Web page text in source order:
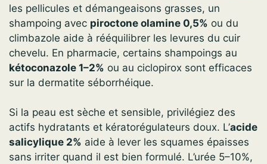
les pellicules et démangeaisons grasses, un
shampoing avec piroctone olamine 0,5% ou du
climbazole aide à rééquilibrer les levures du cuir
chevelu. En pharmacie, certains shampoings au
kétoconazole 1–2% ou au ciclopirox sont efficaces
sur la dermatite séborrhéique.
Si la peau est sèche et sensible, privilégiez des
actifs hydratants et kératorégulateurs doux. L’acide
salicylique 2% aide à lever les squames épaisses
sans irriter quand il est bien formulé. L’urée 5–10%,